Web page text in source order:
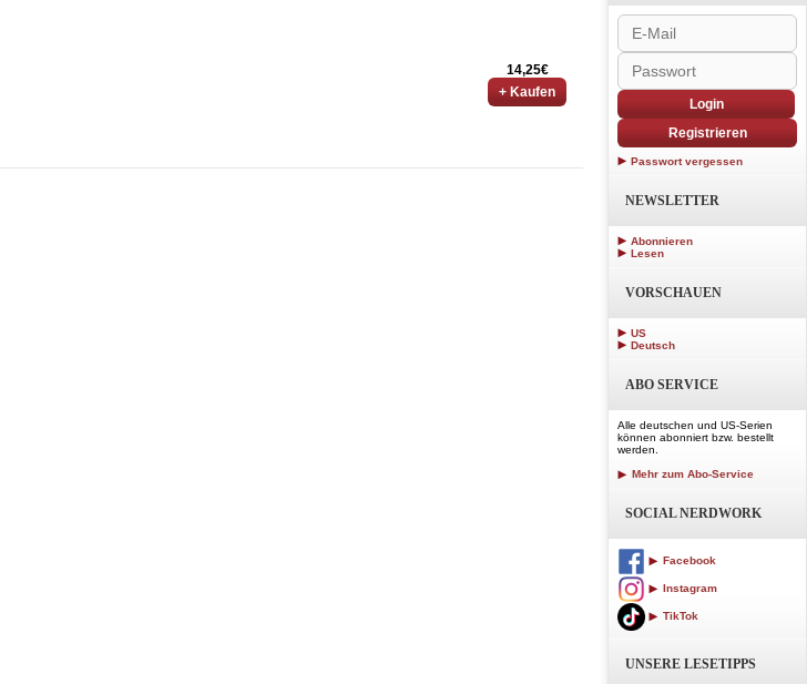
14,25€
+ Kaufen
Login
Registrieren
Passwort vergessen
NEWSLETTER
Abonnieren
Lesen
VORSCHAUEN
US
Deutsch
ABO SERVICE
Alle deutschen und US-Serien
können abonniert bzw. bestellt
werden.
Mehr zum Abo-Service
SOCIAL NERDWORK
Facebook
Instagram
TikTok
UNSERE LESETIPPS